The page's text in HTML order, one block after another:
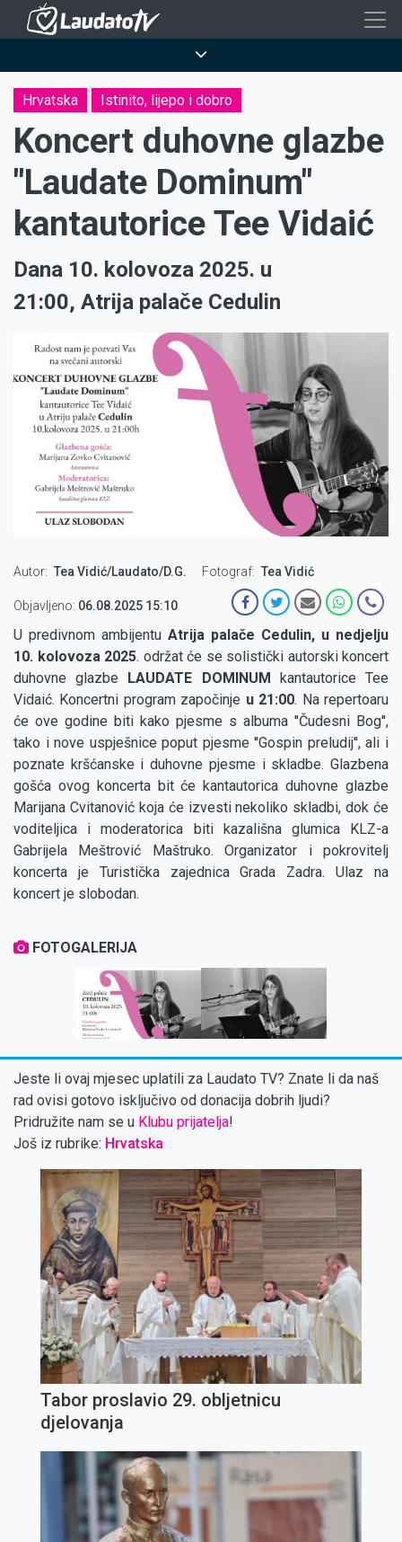
Skoči
sadržaj
Hrvatska Istinito, lijepo i dobro
Koncert duhovne glazbe
"Laudate Dominum"
kantautorice Tee Vidaić
Dana 10. kolovoza 2025. u
21:00, Atrija palače Cedulin
Autor Tea Vidić/Laudato/D.G. Fotograf Tea Vidić
Objavljeno: 06.08.2025 15:10
U predivnom ambijentu Atrija palače Cedulin, u nedjelju
10. kolovoza 2025. održat će se solistički autorski koncert
duhovne glazbe
LAUDATE DOMINUM
kantautorice Tee
Vidaić. Koncertni program započinje u 21:00. Na repertoaru
će ove godine biti kako pjesme s albuma ''Čudesni Bog'',
tako i nove uspješnice poput pjesme ''Gospin preludij'', ali i
poznate kršćanske i duhovne pjesme i skladbe. Glazbena
gošća ovog koncerta bit će kantautorica duhovne glazbe
Marijana Cvitanović koja će izvesti nekoliko skladbi, dok će
voditeljica i moderatorica biti kazališna glumica KLZ-a
Gabrijela Meštrović Maštruko. Organizator i pokrovitelj
koncerta je Turistička zajednica Grada Zadra. Ulaz na
koncert je slobodan.
FOTOGALERIJA
Jeste li ovaj mjesec uplatili za Laudato TV? Znate li da naš
rad ovisi gotovo isključivo od donacija dobrih ljudi?
Pridružite nam se u Klubu prijatelja!
Još iz rubrike: Hrvatska
Tabor proslavio 29. obljetnicu
djelovanja